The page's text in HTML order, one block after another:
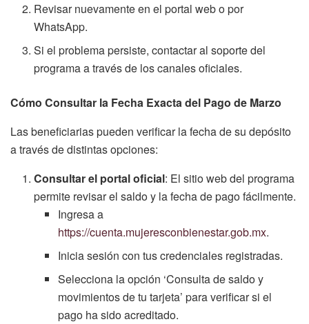
Revisar nuevamente en el portal web o por
WhatsApp.
Si el problema persiste, contactar al soporte del
programa a través de los canales oficiales.
Cómo Consultar la Fecha Exacta del Pago de Marzo
Las beneficiarias pueden verificar la fecha de su depósito
a través de distintas opciones:
Consultar el portal oficial: El sitio web del programa
permite revisar el saldo y la fecha de pago fácilmente.
Ingresa a
https://cuenta.mujeresconbienestar.gob.mx.
Inicia sesión con tus credenciales registradas.
Selecciona la opción ‘Consulta de saldo y
movimientos de tu tarjeta’ para verificar si el
pago ha sido acreditado.